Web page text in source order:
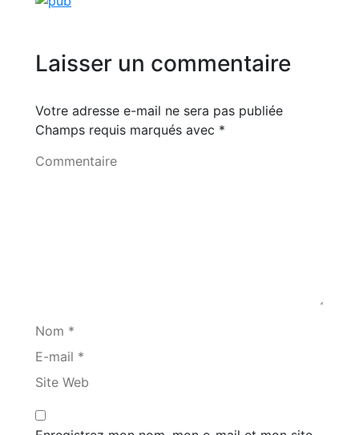
Laisser un commentaire
Votre adresse e-mail ne sera pas publiée
Champs requis marqués avec *
Commentaire
Nom *
E-mail *
Site Web